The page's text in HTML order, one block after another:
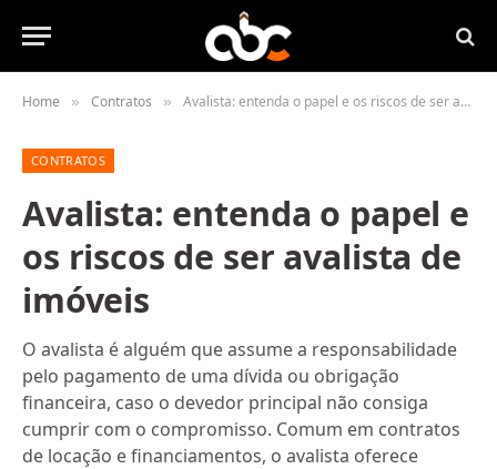
Home » Contratos » Avalista: entenda o papel e os riscos de ser avalista de imóveis
CONTRATOS
Avalista: entenda o papel e
os riscos de ser avalista de
imóveis
O avalista é alguém que assume a responsabilidade
pelo pagamento de uma dívida ou obrigação
financeira, caso o devedor principal não consiga
cumprir com o compromisso. Comum em contratos
de locação e financiamentos, o avalista oferece